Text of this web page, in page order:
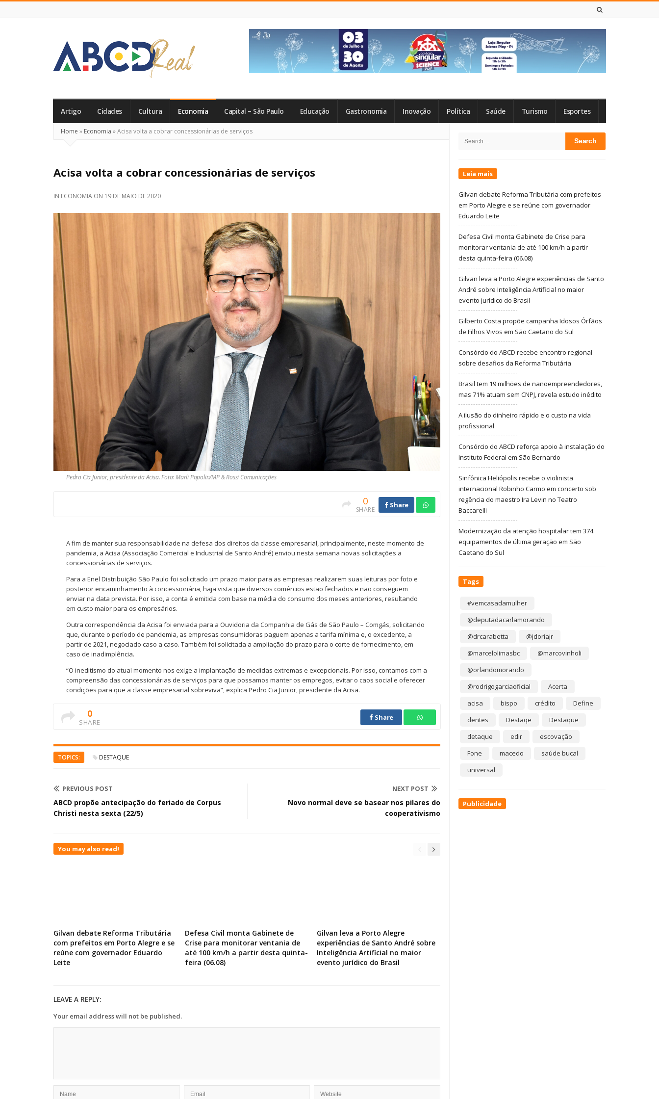
Real
Artigo Cidades Cultura Economia Capital – São Paulo Educação Gastronomia Inovação Política Saúde Turismo Esportes
Home » Economia »Acisa volta a cobrar concessionárias de serviços
Acisa volta a cobrar concessionárias de serviços
IN ECONOMIA ON 19 DE MAIO DE 2020
Pedro Cia Junior, presidente da Acisa. Foto: Marli Popolin/MP & Rossi Comunicações
0
SHARE
Share
A fim de manter sua responsabilidade na defesa dos direitos da classe empresarial, principalmente, neste momento de
pandemia, a Acisa (Associação Comercial e Industrial de Santo André) enviou nesta semana novas solicitações a
concessionárias de serviços.
Para a Enel Distribuição São Paulo foi solicitado um prazo maior para as empresas realizarem suas leituras por foto e
posterior encaminhamento à concessionária, haja vista que diversos comércios estão fechados e não conseguem
enviar na data prevista. Por isso, a conta é emitida com base na média do consumo dos meses anteriores, resultando
em custo maior para os empresários.
Outra correspondência da Acisa foi enviada para a Ouvidoria da Companhia de Gás de São Paulo – Comgás, solicitando
que, durante o período de pandemia, as empresas consumidoras paguem apenas a tarifa mínima e, o excedente, a
partir de 2021, negociado caso a caso. Também foi solicitada a ampliação do prazo para o corte de fornecimento, em
caso de inadimplência.
“O ineditismo do atual momento nos exige a implantação de medidas extremas e excepcionais. Por isso, contamos com a
compreensão das concessionárias de serviços para que possamos manter os empregos, evitar o caos social e oferecer
condições para que a classe empresarial sobreviva”, explica Pedro Cia Junior, presidente da Acisa.
0
SHARE
Share
TOPICS: DESTAQUE
PREVIOUS POST
ABCD propõe antecipação do feriado de Corpus
Christi nesta sexta (22/5)
NEXT POST
Novo normal deve se basear nos pilares do
cooperativismo
You may also read!
Gilvan debate Reforma Tributária
com prefeitos em Porto Alegre e se
reúne com governador Eduardo
Leite
Defesa Civil monta Gabinete de
Crise para monitorar ventania de
até 100 km/h a partir desta quinta-
feira (06.08)
Gilvan leva a Porto Alegre
experiências de Santo André sobre
Inteligência Artificial no maior
evento jurídico do Brasil
LEAVE A REPLY:
Your email address will not be published.
Sidebar
Search
Leia mais
Gilvan debate Reforma Tributária com prefeitos
em Porto Alegre e se reúne com governador
Eduardo Leite
Defesa Civil monta Gabinete de Crise para
monitorar ventania de até 100 km/h a partir
desta quinta-feira (06.08)
Gilvan leva a Porto Alegre experiências de Santo
André sobre Inteligência Artificial no maior
evento jurídico do Brasil
Gilberto Costa propõe campanha Idosos Órfãos
de Filhos Vivos em São Caetano do Sul
Consórcio do ABCD recebe encontro regional
sobre desafios da Reforma Tributária
Brasil tem 19 milhões de nanoempreendedores,
mas 71% atuam sem CNPJ, revela estudo inédito
A ilusão do dinheiro rápido e o custo na vida
profissional
Consórcio do ABCD reforça apoio à instalação do
Instituto Federal em São Bernardo
Sinfônica Heliópolis recebe o violinista
internacional Robinho Carmo em concerto sob
regência do maestro Ira Levin no Teatro
Baccarelli
Modernização da atenção hospitalar tem 374
equipamentos de última geração em São
Caetano do Sul
Tags
#vemcasadamulher
@deputadacarlamorando
@drcarabetta
@jdoriajr
@marcelolimasbc
@marcovinholi
@orlandomorando
@rodrigogarciaoficial
Acerta
acisa
bispo crédito
Define
dentes
Destaqe
Destaque
detaque
edir
escovação
Fone
macedo
saúde bucal
universal
Publicidade